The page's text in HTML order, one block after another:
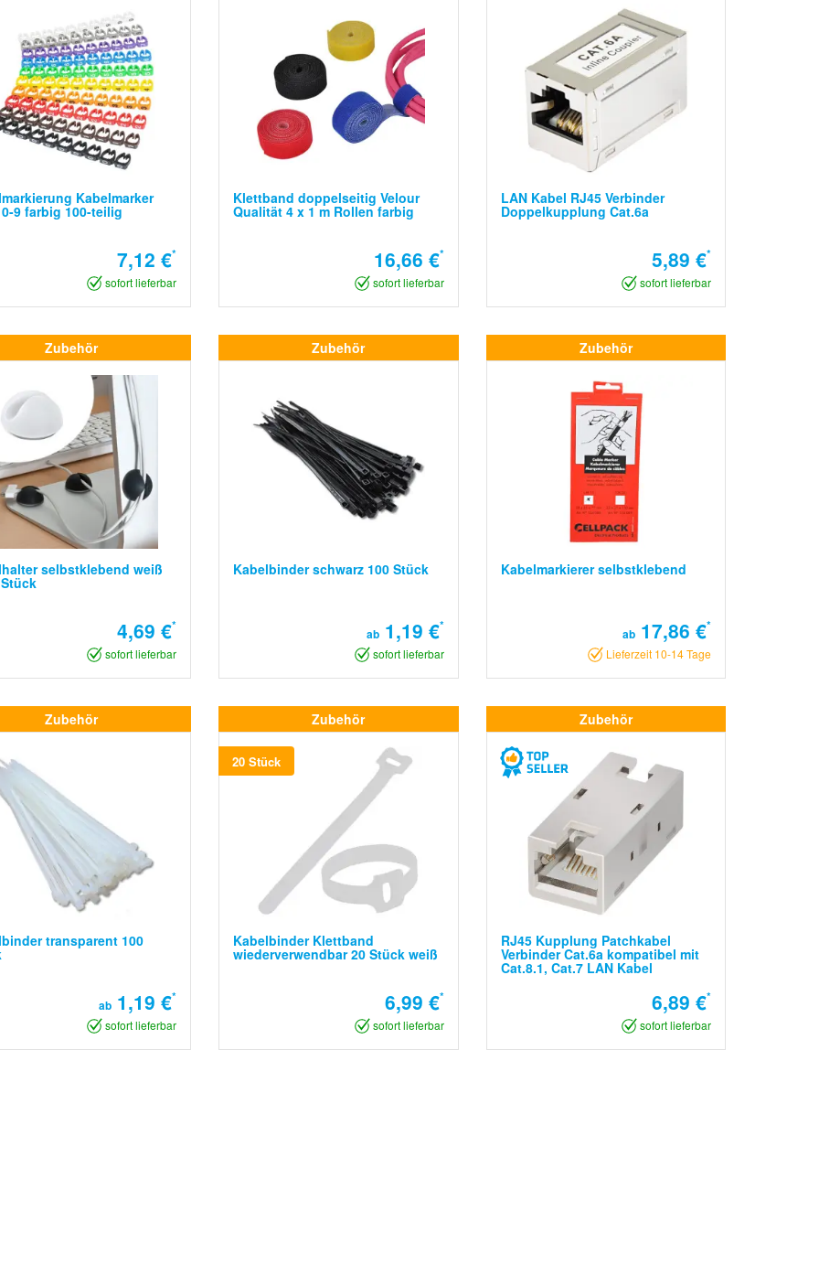
Kabelmarker
9 farbig 100-teilig
7,12 €*
sofort lieferbar
Klettband doppelseitig Velour
Qualität 4 x 1 m Rollen farbig
16,66 €*
sofort lieferbar
LAN Kabel RJ45 Verbinder
Doppelkupplung Cat.6a
5,89 €*
sofort lieferbar
Zubehör
selbstklebend weiß
4,69 €*
sofort lieferbar
Zubehör
Kabelbinder schwarz 100 Stück
ab1,19 €*
sofort lieferbar
Zubehör
Kabelmarkierer selbstklebend
ab 17,86 €*
Lieferzeit 10-14 Tage
Zubehör
transparent 100
ab 1,19 €*
sofort lieferbar
Zubehör
20 Stück
Kabelbinder Klettband
wiederverwendbar 20 Stück weiß
6,99 €*
sofort lieferbar
Zubehör
RJ45 Kupplung Patchkabel
Verbinder Cat.6a kompatibel mit
Cat.8.1, Cat.7 LAN Kabel
6,89 €*
sofort lieferbar